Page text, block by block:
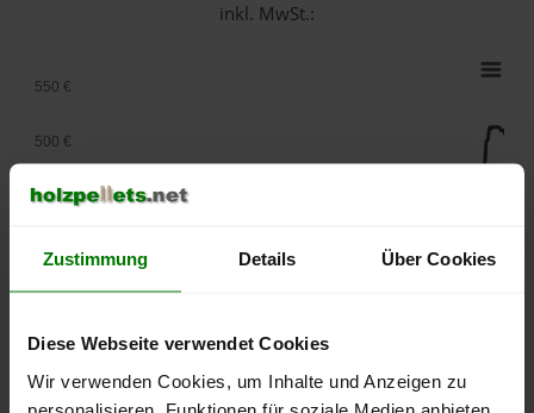
Zustimmung Details Über Cookies
Diese Webseite verwendet Cookies
Wir verwenden Cookies, um Inhalte und Anzeigen zu
personalisieren, Funktionen für soziale Medien anbieten
inkl. MwSt.:
400 €
450 €
500 €
550 €